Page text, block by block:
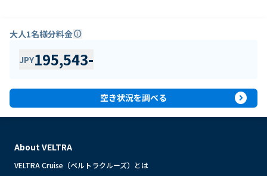
大人1名様分料金info
JPY195,543-
空き状況を調べる expand_circle_right
About VELTRA
VELTRA Cruise（ベルトラクルーズ）とは